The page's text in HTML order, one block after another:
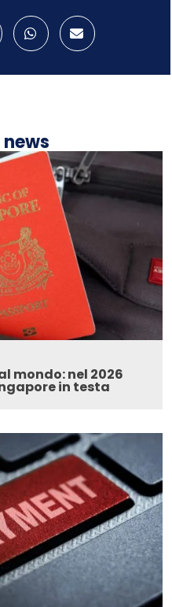
mondo: nel 2026
in testa